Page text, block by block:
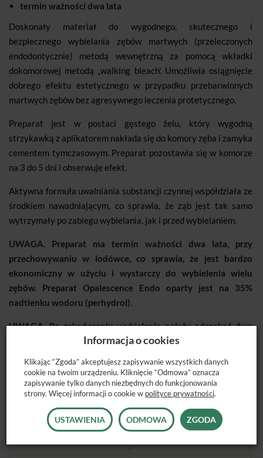
termin ważności dwa lata
Doskonały materiał do wygodnego, skutecznego i
bezpiecznego wybielania zębów martwych (przeleczonych
endodontycznie) metodą wewnętrzną za pomocą wkładki
dokomorowej metodą „walking bleach'. Umożliwia osiągnięcie
dobrego efektu estetycznego w przypadku przebarwionych
martwych zębów bez agresywnego leczenia protetycznego.
Preparat jest w postaci gęstego żelu, który wygodną
strzykawką z aplikatorem nakłada się do komory zęba i zamyka
cementem tymczasowym. Preparat pozostawia się w komorze
na 3 do 5 dni i obserwuje efekt.
Aktywna formuła uwalniania substancji czynnej współdziała ze
środkiem nawadniającym, co sprawia, że ząb jest tak samo
wytrzymały po zabiegu wybielania, jak i przed wybielaniem.
UWAGA. Preparat ma termin ważności dwa lata, przy
przechowywaniu w lodówce, co sprawia, że jest bardzo
ekonomiczny w użyciu i wystarczy do wybielenia wielu
zębów. Preparat Opalescence Endo oparty jest na 35%
nadtlenku wodoru (perhydrol).
UWAGA. Po zakończeniu wybielania należy odczekać dwa
tygodnie przed wykonaniem wypełnień z wykorzystaniem
Dostępne opakowanie:strzykawka o pojemności 1,2ml.
INSTRUKCJA
Informacja o cookies
Klikając “Zgoda” akceptujesz zapisywanie wszystkich danych
cookie na twoim urządzeniu. Kliknięcie “Odmowa” oznacza
zapisywanie tylko danych niezbędnych do funkcjonowania
strony. Więcej informacji o cookie w polityce prywatności.
USTAWIENIA ODMOWA ZGODA